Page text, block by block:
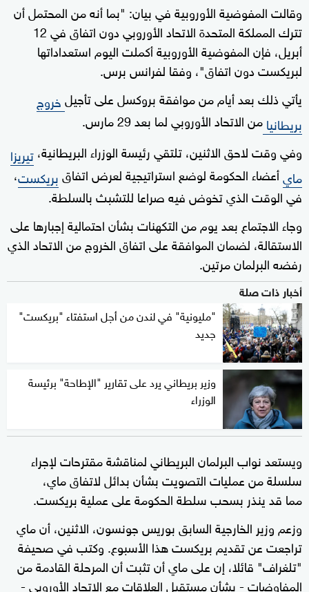
وقالت المفوضية الأوروبية في بيان: "بما أنه من المحتمل أن
تترك المملكة المتحدة الاتحاد الأوروبي دون اتفاق في 12
أبريل، فإن المفوضية الأوروبية أكملت اليوم استعداداتها
لبريكست دون اتفاق"، وفقا لفرانس برس.
يأتي ذلك بعد أيام من موافقة بروكسل على تأجيلخروج
بريطانيامن الاتحاد الأوروبي لما بعد 29 مارس.
وفي وقت لاحق الاثنين، تلتقي رئيسة الوزراء البريطانية،تيريزا
مايأعضاء الحكومة لوضع استراتيجية لعرض اتفاقبريكست،
في الوقت الذي تخوض فيه صراعا للتشبث بالسلطة.
وجاء الاجتماع بعد يوم من التكهنات بشأن احتمالية إجبارها على
الاستقالة، لضمان الموافقة على اتفاق الخروج من الاتحاد الذي
رفضه البرلمان مرتين.
أخبار ذات صلة
"مليونية" في لندن من أجل استفتاء "بريكست"
جديد
وزير بريطاني يرد على تقارير "الإطاحة" برئيسة
الوزراء
ويستعد نواب البرلمان البريطاني لمناقشة مقترحات لإجراء
سلسلة من عمليات التصويت بشأن بدائل لاتفاق ماي،
مما قد ينذر بسحب سلطة الحكومة على عملية بريكست.
وزعم وزير الخارجية السابق بوريس جونسون، الاثنين، أن ماي
تراجعت عن تقديم بريكست هذا الأسبوع. وكتب في صحيفة
"تلغراف" قائلا، إن على ماي أن تثبت أن المرحلة القادمة من
المفاوضات - بشأن مستقبل العلاقات مع الاتحاد الأوروبي -